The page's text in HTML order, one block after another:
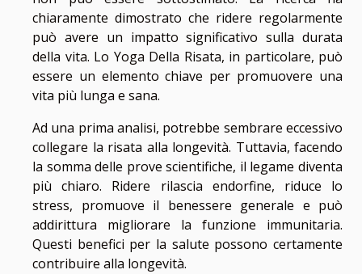
chiaramente dimostrato che ridere regolarmente
può avere un impatto significativo sulla durata
della vita. Lo Yoga Della Risata, in particolare, può
essere un elemento chiave per promuovere una
vita più lunga e sana.
Ad una prima analisi, potrebbe sembrare eccessivo
collegare la risata alla longevità. Tuttavia, facendo
la somma delle prove scientifiche, il legame diventa
più chiaro. Ridere rilascia endorfine, riduce lo
stress, promuove il benessere generale e può
addirittura migliorare la funzione immunitaria.
Questi benefici per la salute possono certamente
contribuire alla longevità.